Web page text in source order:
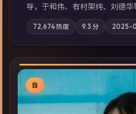
导，于和伟、有村架纯、刘德
轴，记忆碎片重组后，主角发
影与配乐强化地域气质；站内亦
剧在线看」延展检索同类型高
72,674热度 9.3 分 2025-
台